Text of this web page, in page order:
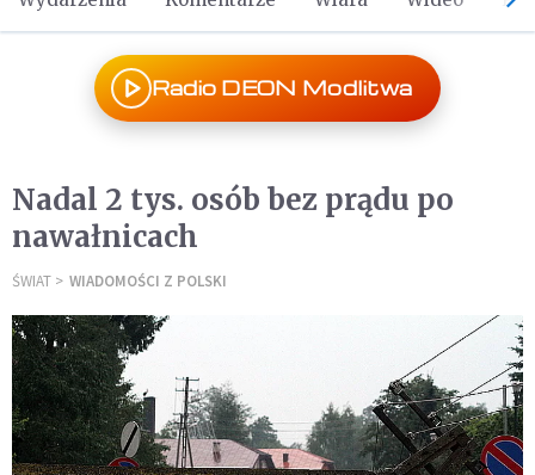
Radio DEON Modlitwa
Nadal 2 tys. osób bez prądu po
nawałnicach
ŚWIAT WIADOMOŚCI Z POLSKI